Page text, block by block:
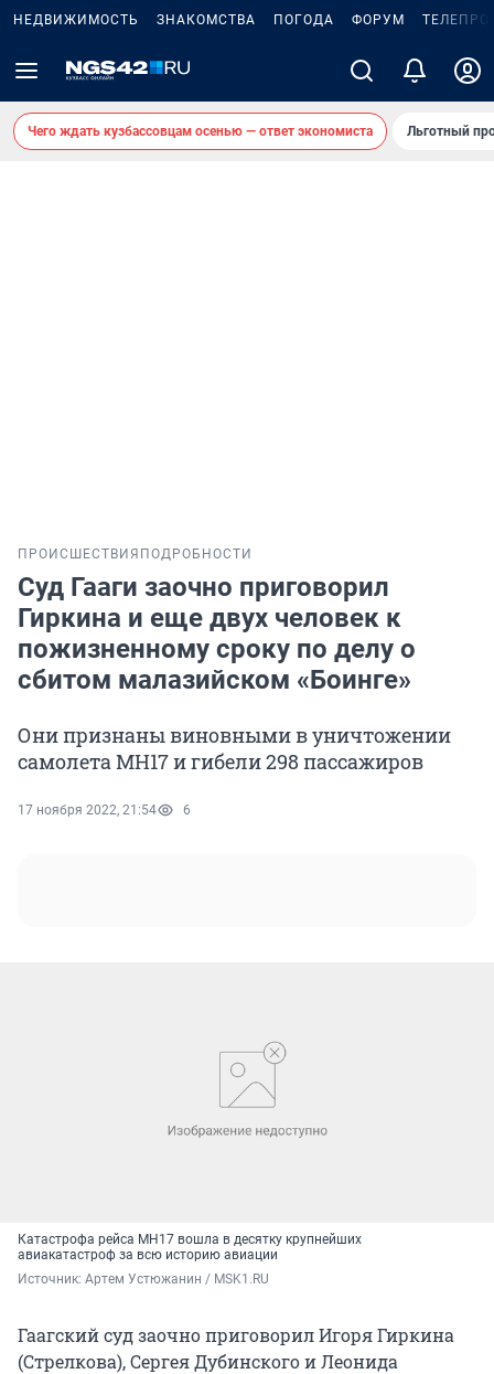
НЕДВИЖИМОСТЬ ЗНАКОМСТВА ПОГОДА ФОРУМ
Чего ждать кузбассовцам осенью — ответ экономиста Льготный
ПРОИСШЕСТВИЯ ПОДРОБНОСТИ
Суд Гааги заочно приговорил
Гиркина и еще двух человек к
пожизненному сроку по делу о
сбитом малазийском «Боинге»
Они признаны виновными в уничтожении
самолета MH17 и гибели 298 пассажиров
17 ноября 2022, 21:54 6
Катастрофа рейса MH17 вошла в десятку крупнейших
авиакатастроф за всю историю авиации
Источник: Артем Устюжанин / MSK1.RU
Гаагский суд заочно приговорил Игоря Гиркина
(Стрелкова), Сергея Дубинского и Леонида